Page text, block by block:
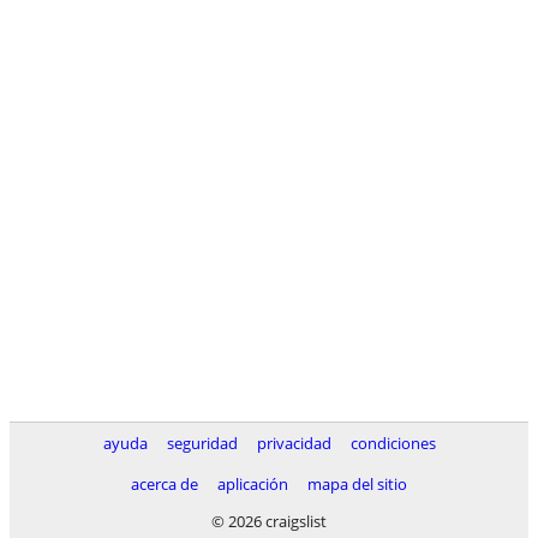
ayuda seguridad privacidad
condiciones
acerca de
aplicación
mapa del sitio
© 2026 craigslist